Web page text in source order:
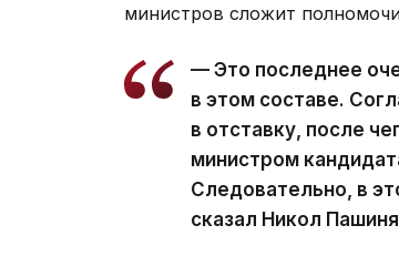
министров сложит
— Это последнее
в этом составе.
в отставку, после
министром
Следовательно, в
сказал Никол